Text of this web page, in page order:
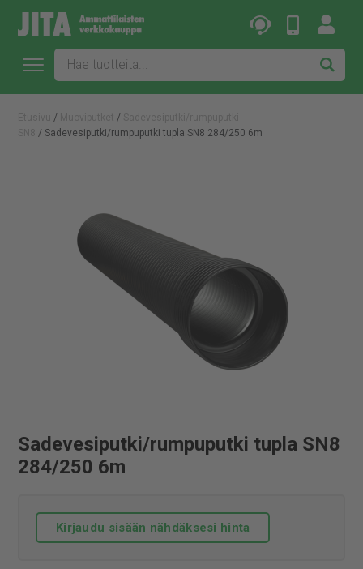
/ /
/ Sadevesiputki/rumpuputki tupla SN8 284/250 6m
Sadevesiputki/rumpuputki tupla SN8
284/250 6m
Kirjaudu sisään nähdäksesi hinta